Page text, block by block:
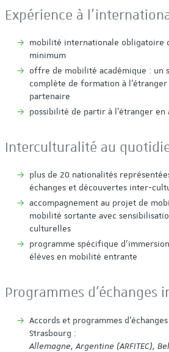
Expérience à
mobilité internationale obligatoire
minimum
offre de mobilité académique : un
complète de formation à
partenaire
possibilité de partir à l'étranger en
Interculturalité au
plus de 20 nationalités
échanges et découvertes inter-
accompagnement au projet de
mobilité sortante avec
culturelles
programme spécifique
élèves en mobilité entrante
Programmes d'échanges
Accords et programmes
Strasbourg :
Allemagne, Argentine (ARFITEC),